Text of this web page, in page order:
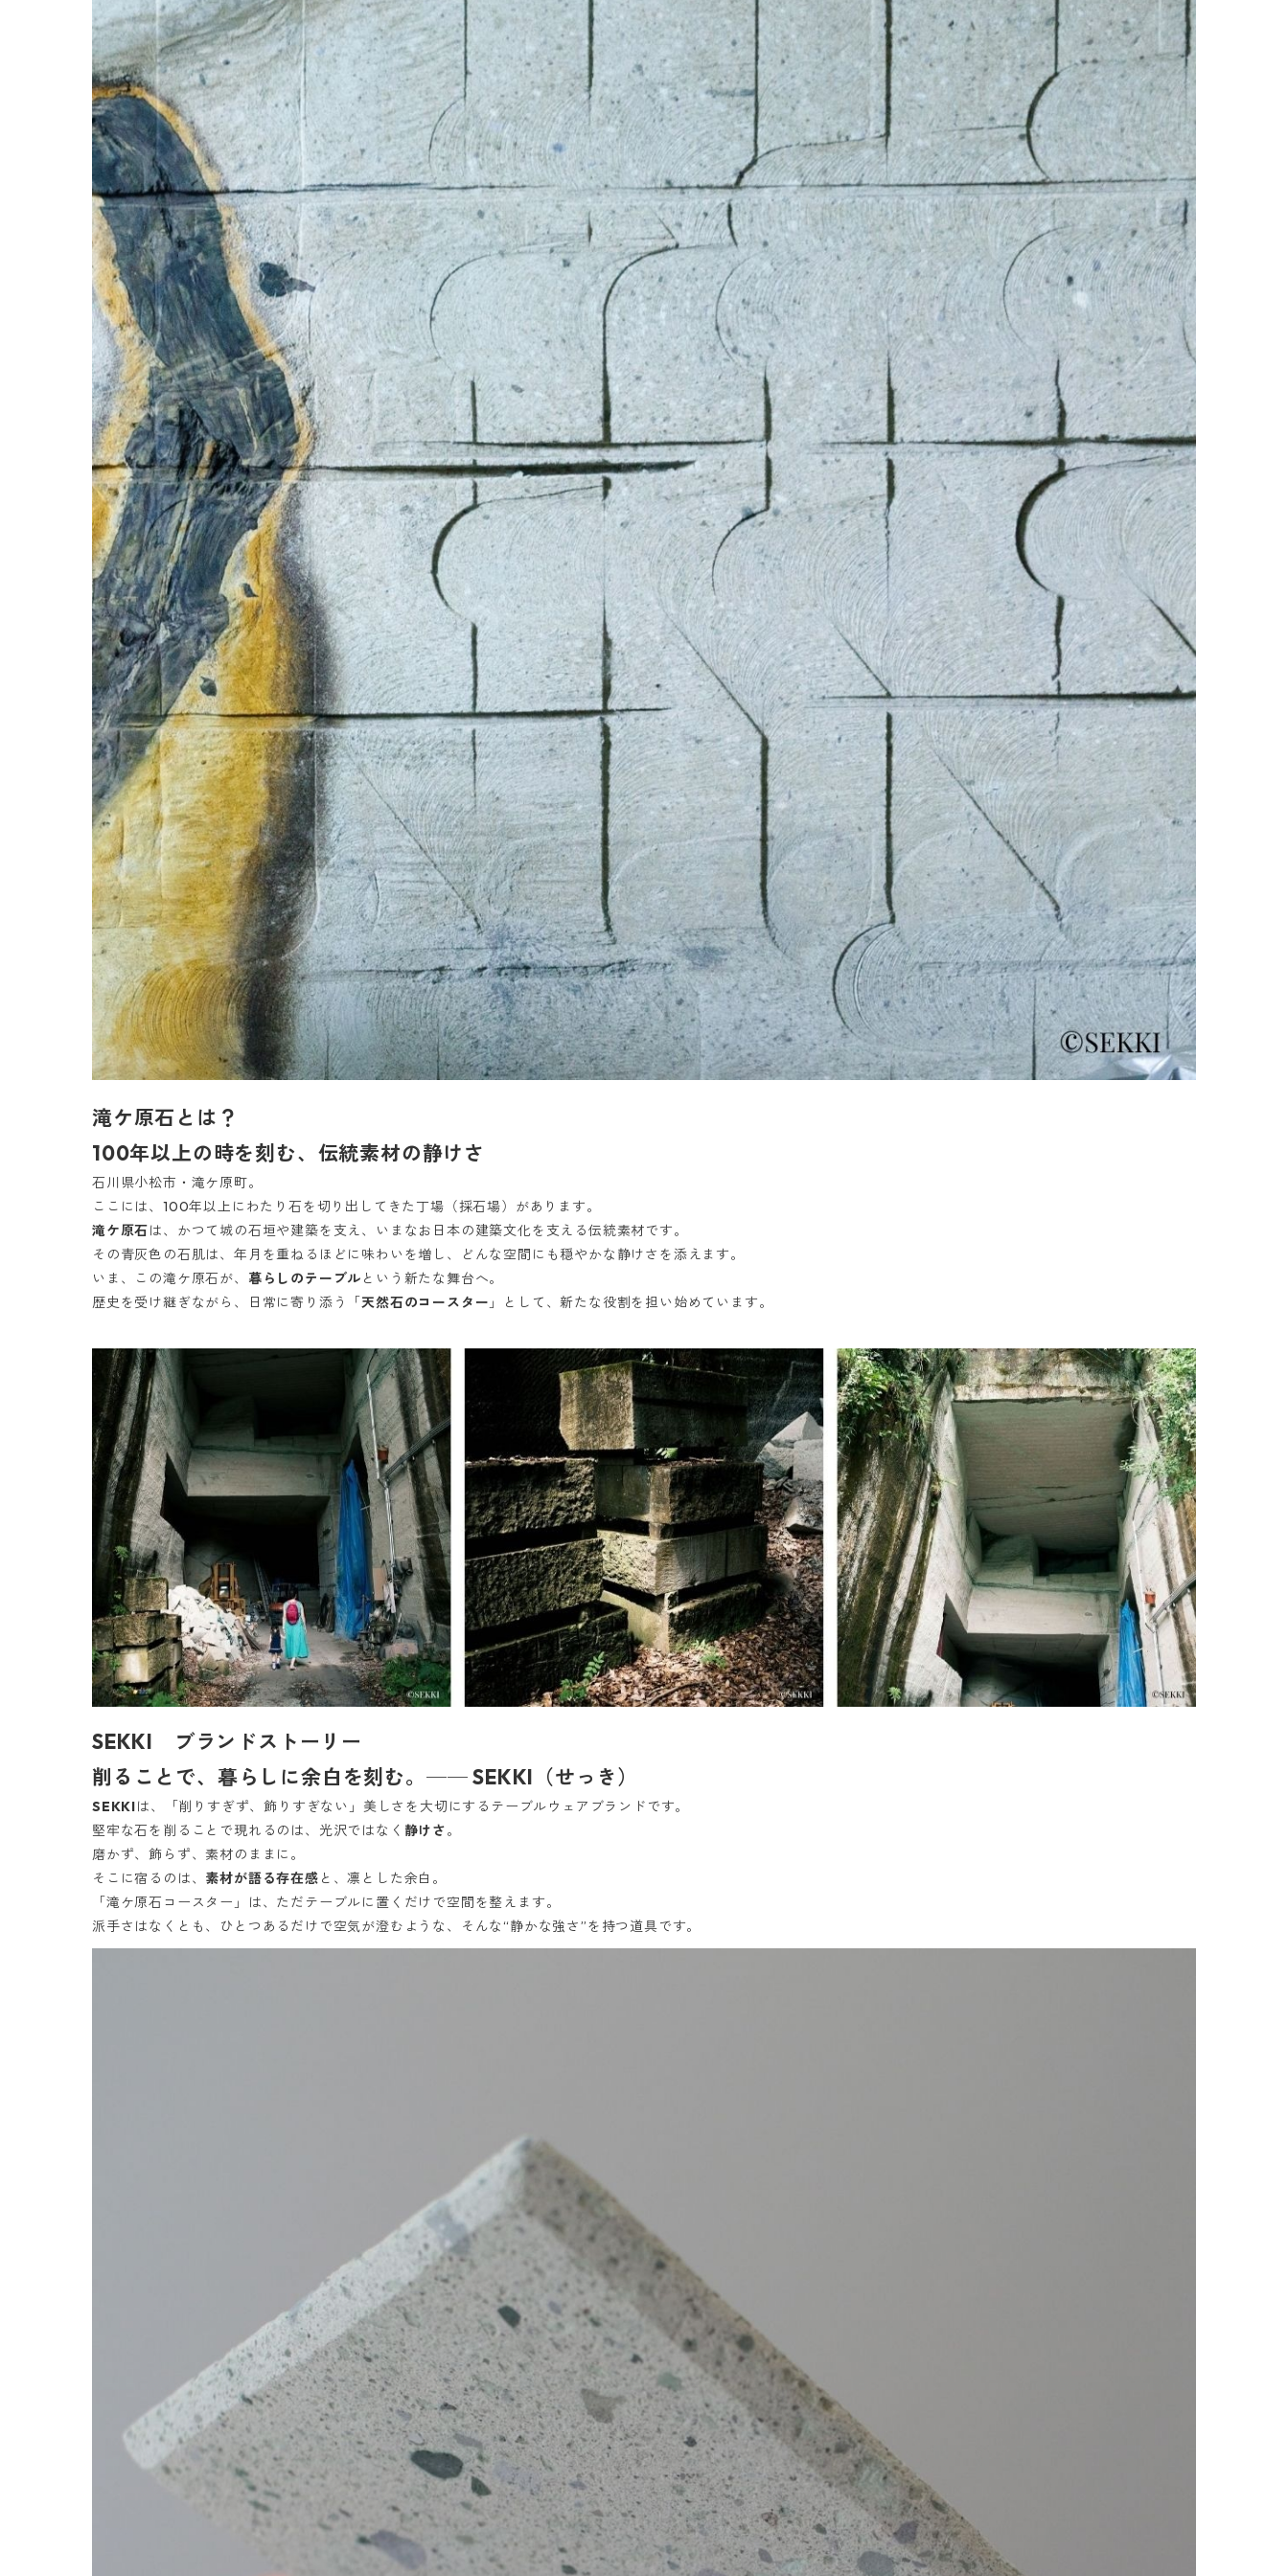
滝ケ原石とは？
100年以上の時を刻む、伝統素材の静けさ
石川県小松市・滝ケ原町。
ここには、100年以上にわたり石を切り出してきた丁場（採石場）があります。
滝ケ原石は、かつて城の石垣や建築を支え、いまなお日本の建築文化を支える伝統素材です。
その青灰色の石肌は、年月を重ねるほどに味わいを増し、どんな空間にも穏やかな静けさを添えます。
いま、この滝ケ原石が、 暮らしのテーブル という新たな舞台へ。
歴史を受け継ぎながら、日常に寄り添う「天然石のコースター 」として、新たな役割を担い始めています。
SEKKI ブランドストーリー
削ることで、暮らしに余白を刻む。── SEKKI（せっき）
SEKKIは、「削りすぎず、飾りすぎない」美しさを大切にするテーブルウェアブランドです。
堅牢な石を削ることで現れるのは、光沢ではなく 静けさ。
磨かず、飾らず、素材のままに。
そこに宿るのは、 素材が語る存在感 と、凛とした余白。
「滝ケ原石コースター」は、ただテーブルに置くだけで空間を整えます。
派手さはなくとも、ひとつあるだけで空気が澄むような、そんな“静かな強さ”を持つ道具です。